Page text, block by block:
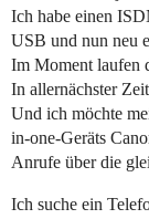
Ich habe einen
USB und nun neu
Im Moment laufen
In allernächster
Und ich möchte
in-one-Geräts
Anrufe über die
Ich suche ein